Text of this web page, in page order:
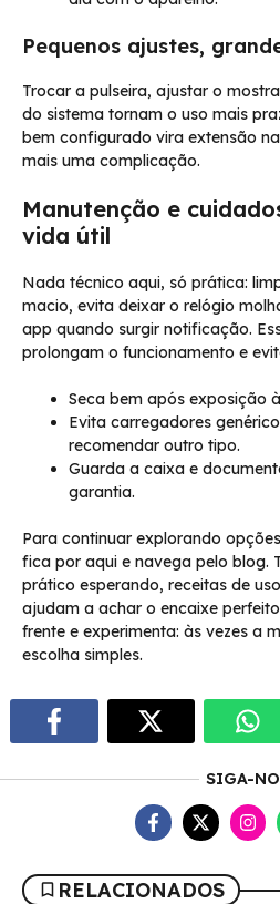
Pequenos ajustes,
Trocar a pulseira, ajustar o
do sistema tornam o uso mais
bem configurado vira extensão
mais uma complicação.
Manutenção e
vida útil
Nada técnico aqui, só prática:
macio, evita deixar o relógio
app quando surgir notificação.
prolongam o funcionamento e
Seca bem após exposição
Evita carregadores
recomendar outro tipo.
Guarda a caixa e
garantia.
Para continuar explorando
fica por aqui e navega pelo blog.
prático esperando, receitas de
ajudam a achar o encaixe
frente e experimenta: às vezes a
escolha simples.
SIGA-
RELACIONADOS